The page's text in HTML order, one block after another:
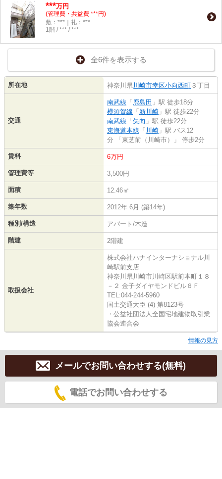
***万円
(管理費・共益費 ***円)
敷：***｜礼：***
1階 / *** / ***
全6件を表示する
所在地 神奈川県川崎市幸区小向西町 ３丁目
交通
南武線 「 鹿島田 」駅 徒歩18分
横須賀線 「 新川崎 」駅 徒歩22分
南武線 「 矢向 」駅 徒歩22分
東海道本線 「 川崎 」駅 バス12
分 「東芝前（川崎市）」 停歩2分
賃料 6万円
管理費等 3,500円
面積 12.46㎡
築年数 2012年 6月 (築14年)
種別/構造 アパート/木造
階建 2階建
取扱会社
株式会社ハナインターナショナル川
崎駅前支店
神奈川県川崎市川崎区駅前本町１８
－２ 金子ダイヤモンドビル６Ｆ
TEL:044-244-5960
国土交通大臣 (4) 第8123号
・公益社団法人全国宅地建物取引業
協会連合会
情報の見方
メールでお問い合わせする(無料)
電話でお問い合わせする